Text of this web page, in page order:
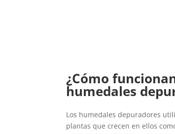
¿Cómo
humedales
Los humedales depuradores
plantas que crecen en ellos